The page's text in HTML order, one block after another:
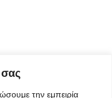
σας
την εμπειρία